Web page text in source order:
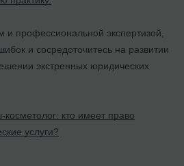
профессиональной экспертизой,
и сосредоточитесь на развитии
экстренных юридических
косметолог: кто имеет право
услуги?